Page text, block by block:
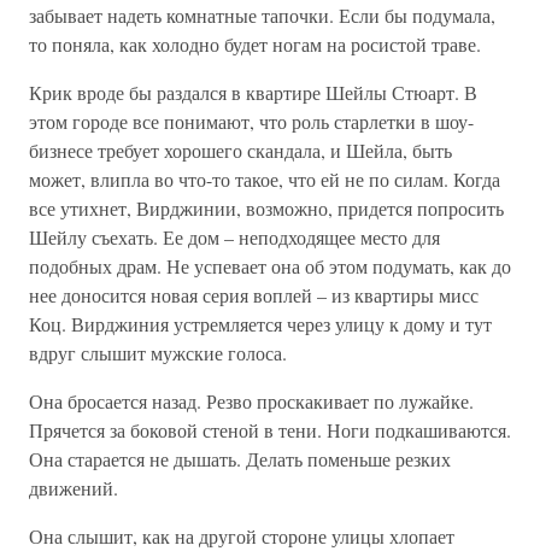
забывает надеть комнатные тапочки. Если бы подумала,
то поняла, как холодно будет ногам на росистой траве.
Крик вроде бы раздался в квартире Шейлы Стюарт. В
этом городе все понимают, что роль старлетки в шоу-
бизнесе требует хорошего скандала, и Шейла, быть
может, влипла во что-то такое, что ей не по силам. Когда
все утихнет, Вирджинии, возможно, придется попросить
Шейлу съехать. Ее дом – неподходящее место для
подобных драм. Не успевает она об этом подумать, как до
нее доносится новая серия воплей – из квартиры мисс
Коц. Вирджиния устремляется через улицу к дому и тут
вдруг слышит мужские голоса.
Она бросается назад. Резво проскакивает по лужайке.
Прячется за боковой стеной в тени. Ноги подкашиваются.
Она старается не дышать. Делать поменьше резких
движений.
Она слышит, как на другой стороне улицы хлопает